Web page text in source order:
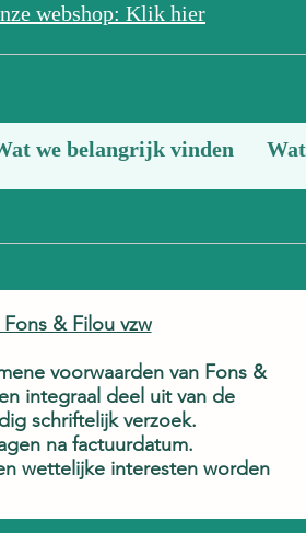
webshop: Klik hier
we belangrijk vinden
& Filou vzw
voorwaarden van Fons &
integraal deel uit van de
schriftelijk verzoek.
na factuurdatum.
wettelijke interesten worden